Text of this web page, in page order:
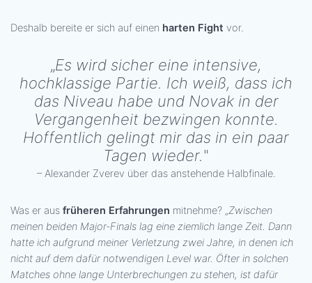
Deshalb bereite er sich auf einen harten Fight vor.
„Es wird sicher eine intensive,
hochklassige Partie. Ich weiß, dass ich
das Niveau habe und Novak in der
Vergangenheit bezwingen konnte.
Hoffentlich gelingt mir das in ein paar
Tagen wieder."
– Alexander Zverev über das anstehende Halbfinale.
Was er aus früheren Erfahrungen mitnehme? „Zwischen
meinen beiden Major-Finals lag eine ziemlich lange Zeit. Dann
hatte ich aufgrund meiner Verletzung zwei Jahre, in denen ich
nicht auf dem dafür notwendigen Level war. Öfter in solchen
Matches ohne lange Unterbrechungen zu stehen, ist dafür